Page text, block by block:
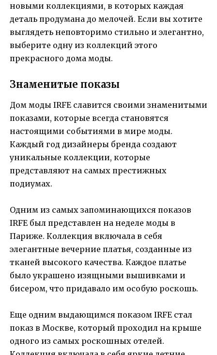
новыми коллекциями, в которых каждая
деталь продумана до мелочей. Если вы хотите
выглядеть неповторимо стильно и элегантно,
выберите одну из коллекций этого
прекрасного дома моды.
Знаменитые показы
Дом моды IRFE славится своими знаменитыми
показами, которые всегда становятся
настоящими событиями в мире моды.
Каждый год дизайнеры бренда создают
уникальные коллекции, которые
представляют на самых престижных
подиумах.
Одним из самых запоминающихся показов
IRFE был представлен на неделе моды в
Париже. Коллекция включала в себя
элегантные вечерние платья, созданные из
тканей высокого качества. Каждое платье
было украшено изящными вышивками и
бисером, что придавало им особую роскошь.
Еще одним выдающимся показом IRFE стал
показ в Москве, который проходил на крыше
одного из самых роскошных отелей.